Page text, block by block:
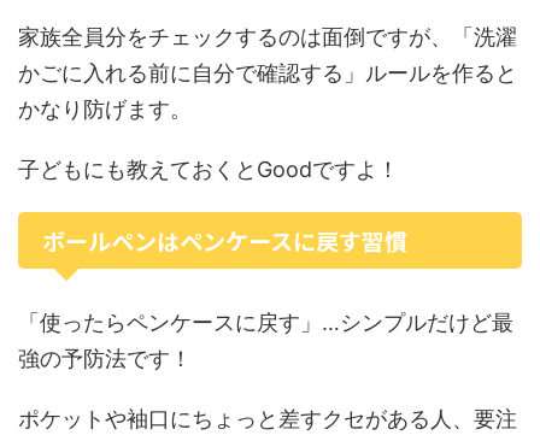
家族全員分をチェックするのは面倒ですが、「洗濯
かごに入れる前に自分で確認する」ルールを作ると
かなり防げます。
子どもにも教えておくとGoodですよ！
ボールペンはペンケースに戻す習慣
「使ったらペンケースに戻す」…シンプルだけど最
強の予防法です！
ポケットや袖口にちょっと差すクセがある人、要注